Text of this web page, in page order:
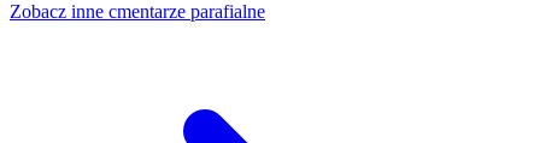
Zobacz inne cmentarze parafialne